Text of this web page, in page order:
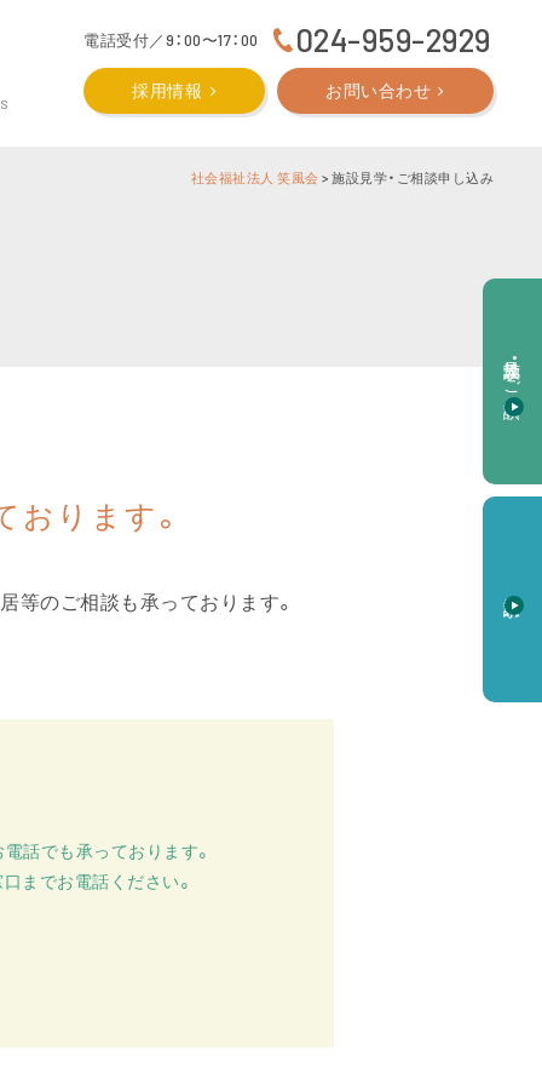
電話受付／9：00〜17：00 024-959-2929
採用情報 お問い合わせ
社会福祉法人 笑風会 > 施設見学・ご相談申し込み
おります。
等のご相談も承っております。
話でも承っております。
までお電話ください。
施設見学・ご相談